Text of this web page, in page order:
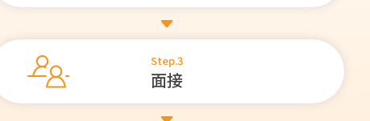
Step.3
面接